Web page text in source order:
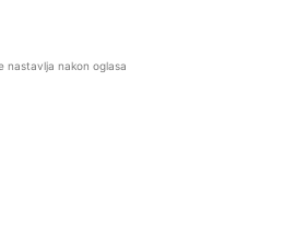
nastavlja nakon oglasa